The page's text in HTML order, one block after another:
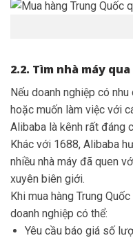
2.2. Tìm nhà máy
Nếu doanh nghiệp có
hoặc muốn làm việc với
Alibaba là kênh rất đáng
Khác với 1688, Alibaba
nhiều nhà máy đã quen
xuyên biên giới.
Khi mua hàng Trung
doanh nghiệp có thể:
Yêu cầu báo giá số